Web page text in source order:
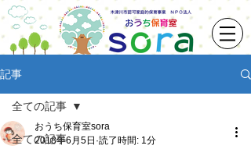
記事
全ての記事
全ての記事
おうち保育室sora
2018年6月5日 読了時間: 1分